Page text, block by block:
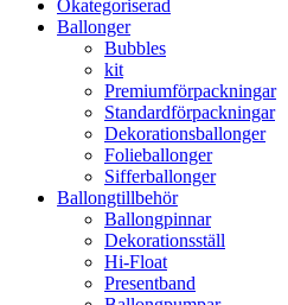
Okategoriserad
Ballonger
Bubbles
kit
Premium­förpackningar
Standard­­förpackningar
Dekorations­ballonger
Folie­­­ballonger
Siffer­­ballonger
Ballong­tillbehör
Ballongpinnar
Dekorationsställ
Hi-Float
Presentband